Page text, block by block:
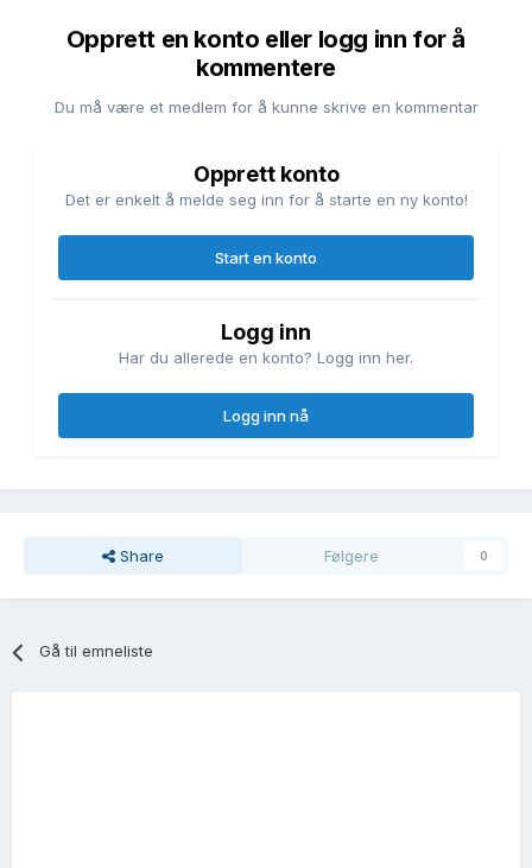
Opprett en konto eller logg inn for å
kommentere
Du må være et medlem for å kunne skrive en kommentar
Opprett konto
Det er enkelt å melde seg inn for å starte en ny konto!
Start en konto
Logg inn
Har du allerede en konto? Logg inn her.
Logg inn nå
Share Følgere 0
Gå til emneliste